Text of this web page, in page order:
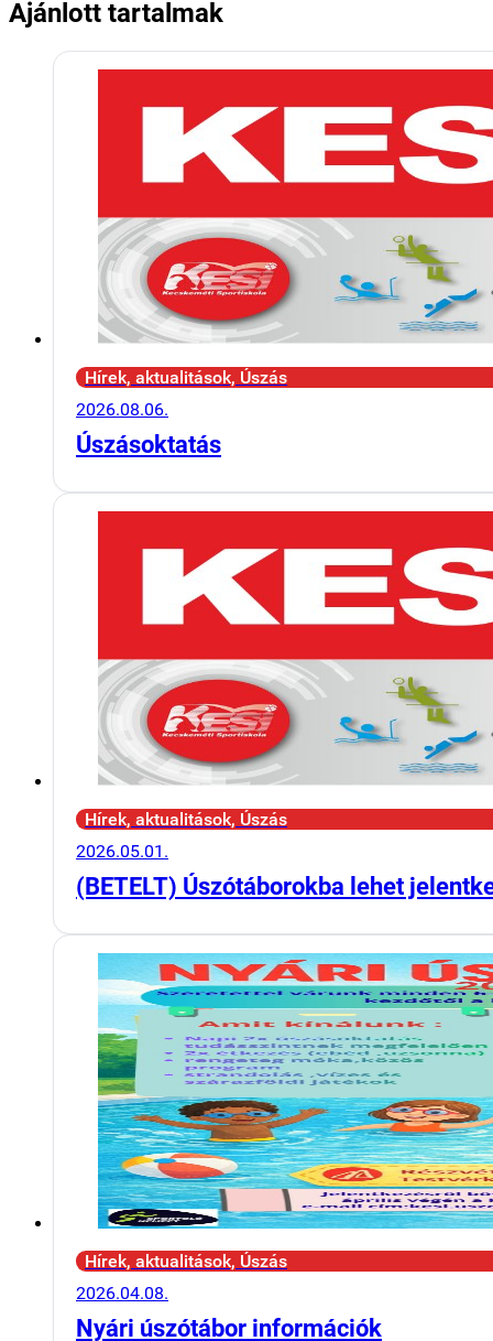
Ajánlott tartalmak
Hírek, aktualitások, Úszás
2026.08.06.
Úszásoktatás
Hírek, aktualitások, Úszás
2026.05.01.
(BETELT) Úszótáborokba lehet
Hírek, aktualitások, Úszás
2026.04.08.
Nyári úszótábor információk